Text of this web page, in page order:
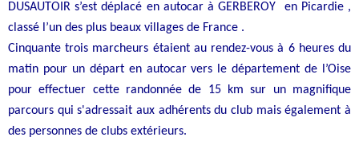
DUSAUTOIR s’est déplacé en autocar à GERBEROY en Picardie ,
classé l’un des plus beaux villages de France .
Cinquante trois marcheurs étaient au rendez-vous à 6 heures du
matin pour un départ en autocar vers le département de l’Oise
pour effectuer cette randonnée de 15 km sur un magnifique
parcours qui s'adressait aux adhérents du club mais également à
des personnes de clubs extérieurs.